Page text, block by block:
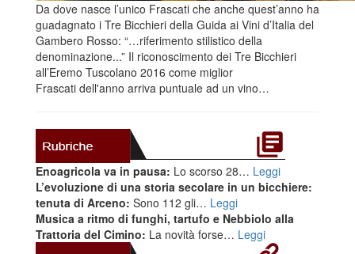
Da dove nasce l’unico Frascati che anche quest’anno ha
guadagnato i Tre Bicchieri della Guida ai Vini d’Italia del
Gambero Rosso: “…riferimento stilistico della
denominazione...” Il riconoscimento dei Tre Bicchieri
all’Eremo Tuscolano 2016 come miglior
Frascati dell'anno arriva puntuale ad un vino…
Enoagricola va in pausa: Lo scorso 28… Leggi
L’evoluzione di una storia secolare in un bicchiere:
tenuta di Arceno: Sono 112 gli… Leggi
Musica a ritmo di funghi, tartufo e Nebbiolo alla
Trattoria del Cimino: La novità forse… Leggi